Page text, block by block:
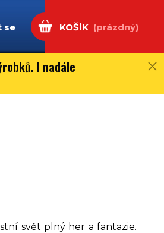
se KOŠÍK (prázdný)
I nadále
svět plný her a fantazie.